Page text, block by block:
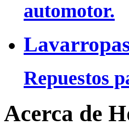
automotor.
Repuestos
Acerca de